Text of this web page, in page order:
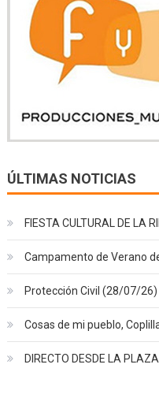
ÚLTIMAS NOTICIAS
FIESTA CULTURAL DE LA
Campamento de Verano
Protección Civil (28/07/26)
Cosas de mi pueblo,
DIRECTO DESDE LA